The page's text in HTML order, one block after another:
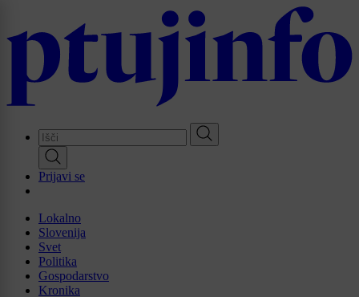
main
Prijavi se
Lokalno
Slovenija
Svet
Politika
Gospodarstvo
Kronika